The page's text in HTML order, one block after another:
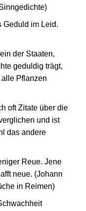
Geduld im Leid.
der Staaten,
geduldig trägt,
Pflanzen
oft Zitate über die
und ist
das andere
Reue. Jene
neue. (Johann
in Reimen)